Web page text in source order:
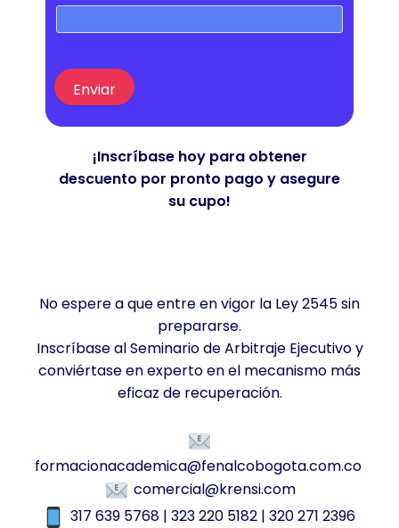
Enviar
¡Inscríbase hoy para obtener
descuento por pronto pago y asegure
su cupo!
No espere a que entre en vigor la Ley 2545 sin
prepararse.
Inscríbase al Seminario de Arbitraje Ejecutivo y
conviértase en experto en el mecanismo más
eficaz de recuperación.
formacionacademica@fenalcobogota.com.co
comercial@krensi.com
317 639 5768 | 323 220 5182 | 320 271 2396